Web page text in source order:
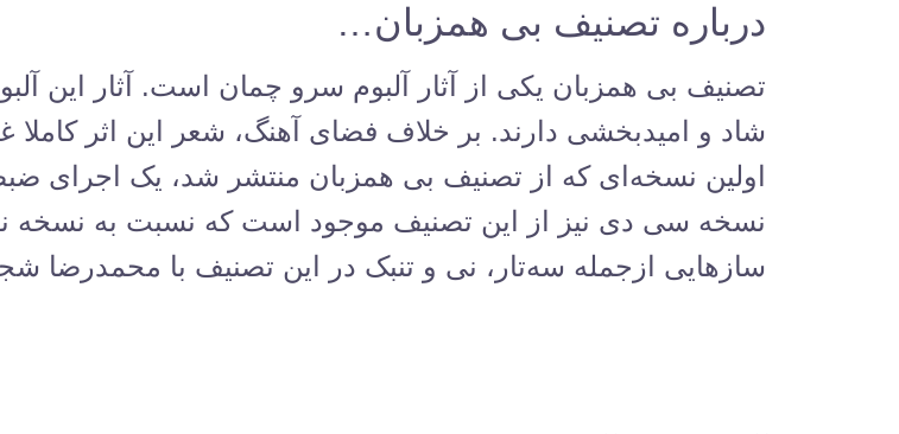
درباره تصنیف بی همزبان…
تصنیف بی همزبان یکی از آثار آلبوم سرو چمان است. آثار این
شاد و امیدبخشی دارند. بر خلاف فضای آهنگ، شعر این اثر کاملا
اولین نسخه‌ای که از تصنیف بی همزبان منتشر شد، یک اجرای
نسخه سی دی نیز از این تصنیف موجود است که نسبت به نسخه
سازهایی ازجمله سه‌تار، نی و تنبک در این تصنیف با محمدرضا